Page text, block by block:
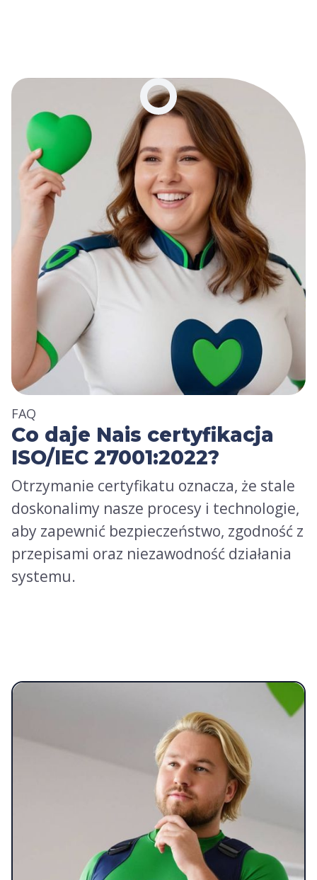
FAQ
Co daje Nais certyfikacja
ISO/IEC 27001:2022?
Otrzymanie certyfikatu oznacza, że stale
doskonalimy nasze procesy i technologie,
aby zapewnić bezpieczeństwo, zgodność z
przepisami oraz niezawodność działania
systemu.